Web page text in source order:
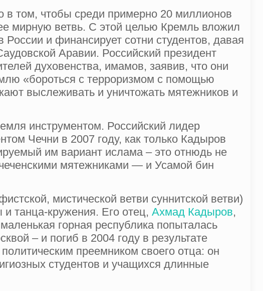
в том, чтобы среди примерно 20 миллионов
мирную ветвь. С этой целью Кремль вложил
и финансирует сотни студентов, давая
Аравии. Российский президент
духовенства, имамов, заявив, что они
«бороться с терроризмом с помощью
выслеживать и уничтожать мятежников и
инструментом. Российский лидер
Чечни в 2007 году, как только Кадыров
им вариант ислама – это отнюдь не
мятежниками — и Усамой бин
мистической ветви суннитской ветви)
танца-кружения. Его отец, Ахмад Кадыров,
горная республика попыталась
– и погиб в 2004 году в результате
преемником своего отца: он
студентов и учащихся длинные